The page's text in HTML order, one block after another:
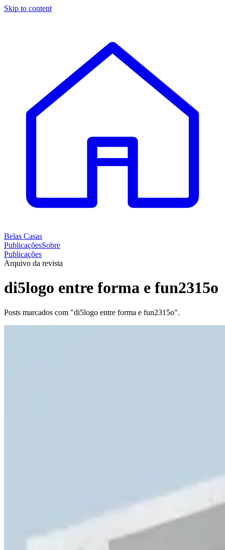
Skip to content
Belas Casas
PublicaçõesSobre
Publicações
Arquivo da revista
di5logo entre forma e fun2315o
Posts marcados com "di5logo entre forma e fun2315o".